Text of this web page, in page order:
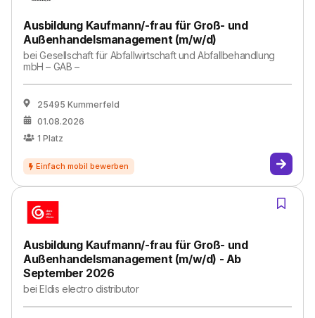
Ausbildung Kaufmann/-frau für Groß- und
Außenhandelsmanagement (m/w/d)
beiGesellschaft für Abfallwirtschaft und Abfallbehandlung
mbH – GAB –
25495 Kummerfeld
01.08.2026
1 Platz
Ausbildung Kaufmann/-frau für Groß- und
Außenhandelsmanagement (m/w/d) - Ab
September 2026
beiEldis electro distributor